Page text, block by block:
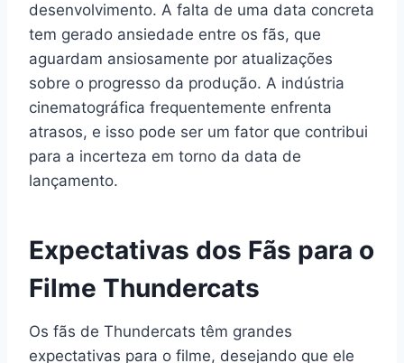
desenvolvimento. A falta de uma data concreta
tem gerado ansiedade entre os fãs, que
aguardam ansiosamente por atualizações
sobre o progresso da produção. A indústria
cinematográfica frequentemente enfrenta
atrasos, e isso pode ser um fator que contribui
para a incerteza em torno da data de
lançamento.
Expectativas dos Fãs para o
Filme Thundercats
Os fãs de Thundercats têm grandes
expectativas para o filme, desejando que ele